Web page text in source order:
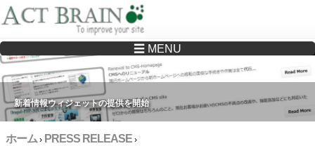
Drupalサイトの制作・保守をどこに頼んでいいか分からない方へ…まずはご相談く
ださい
☰ MENU
新着情報ウィジェットの提供を開始
ホーム› PRESS RELEASE ›